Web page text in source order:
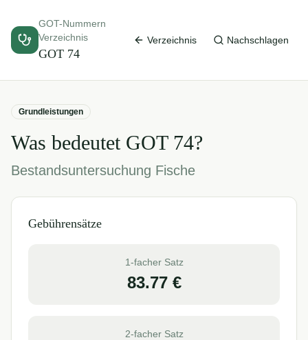
GOT-Nummern
Verzeichnis
GOT 74
Verzeichnis Nachschlagen
Grundleistungen
Was bedeutet GOT 74?
Bestandsuntersuchung Fische
Gebührensätze
1-facher Satz
83.77€
2-facher Satz